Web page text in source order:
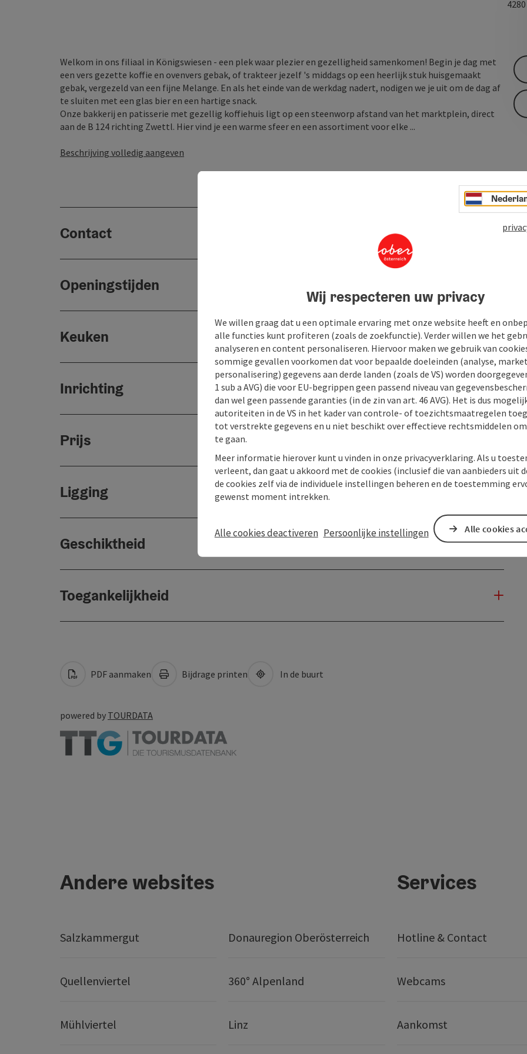
4280
Welkom in ons filiaal in Königswiesen - een plek waar plezier en gezelligheid samenkomen! Begin je dag met
een vers gezette koffie en ovenvers gebak, of trakteer jezelf 's middags op een heerlijk stuk huisgemaakt
gebak, vergezeld van een fijne Melange. En als het einde van de werkdag nadert, nodigen we je uit om de dag af
te sluiten met een glas bier en een hartige snack.
Onze bakkerij en patisserie met gezellig koffiehuis ligt op een steenworp afstand van het marktplein, direct
aan de B 124 richting Zwettl. Hier vind je een warme sfeer en een assortiment voor elke ...
Beschrijving volledig aangeven
Contact
Openingstijden
Keuken
Inrichting
Prijs
Ligging
Geschiktheid
Toegankelijkheid
PDF aanmaken Bijdrage printen In de buurt
powered by TOURDATA
Andere websites
Salzkammergut Donauregion Oberösterreich
Quellenviertel 360° Alpenland
Mühlviertel Linz
Services
Hotline & Contact
Webcams
Aankomst
Wij respecteren uw privacy
We willen graag dat u een optimale ervaring met onze website heeft en
alle functies kunt profiteren (zoals de zoekfunctie). Verder willen we het
analyseren en content personaliseren. Hiervoor maken we gebruik van
sommige gevallen voorkomen dat voor bepaalde doeleinden (analyse,
personalisering) gegevens aan derde landen (zoals de VS) worden
1 sub a AVG) die voor EU-begrippen geen passend niveau van
dan wel geen passende garanties (in de zin van art. 46 AVG). Het is dus
autoriteiten in de VS in het kader van controle- of toezichtsmaatregelen
tot verstrekte gegevens en u niet beschikt over effectieve rechtsmiddelen
te gaan.
Meer informatie hierover kunt u vinden in onze privacyverklaring. Als u
verleent, dan gaat u akkoord met de cookies (inclusief die van aanbieders uit
de cookies zelf via de individuele instellingen beheren en de toestemming
gewenst moment intrekken.
Alle cookies deactiveren Persoonlijke instellingen Alle cookies